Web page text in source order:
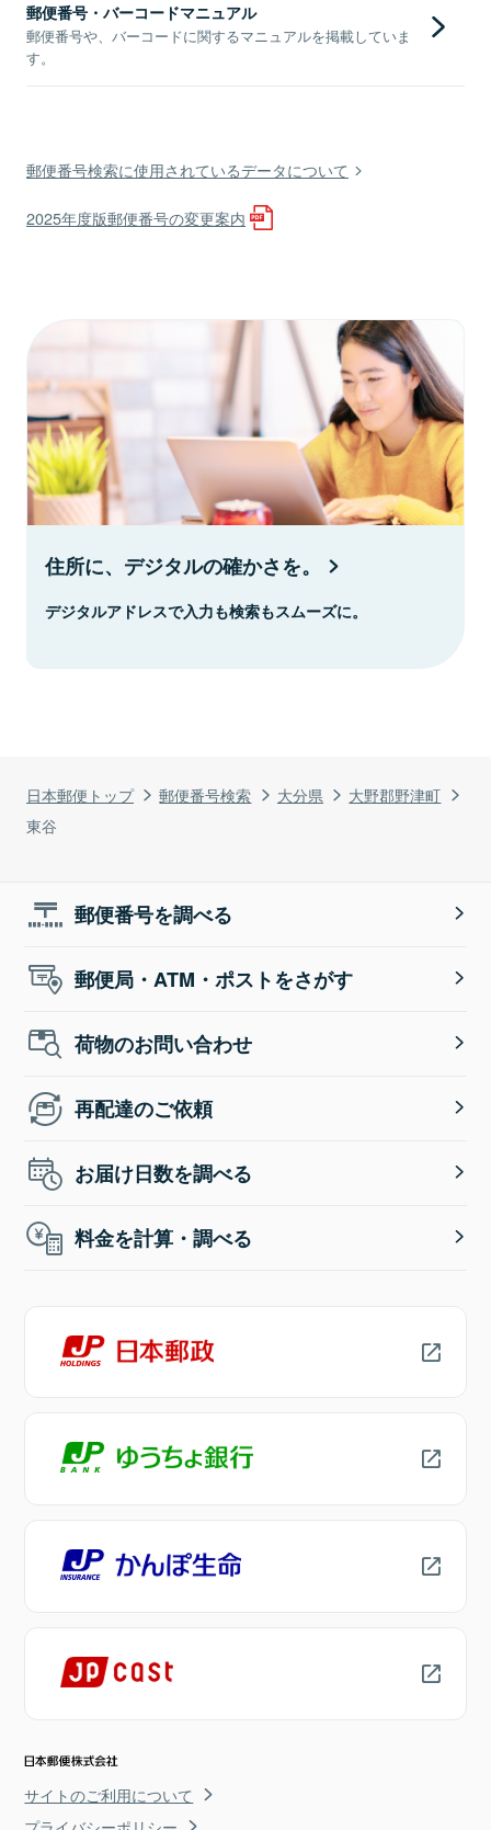
日本郵便トップ 郵便番号検索 大分県
大野郡野津町
東谷
郵便番号・バーコードマニュアル
郵便番号や、バーコードに関するマニュアルを掲載していま
す。
郵便番号検索に使用されているデータについて
2025年度版郵便番号の変更案内
住所に、デジタルの確かさを。
デジタルアドレスで入力も検索もスムーズに。
郵便番号を調べる
郵便局・ATM・ポストをさがす
荷物のお問い合わせ
再配達のご依頼
お届け日数を調べる
料金を計算・調べる
サイトのご利用について